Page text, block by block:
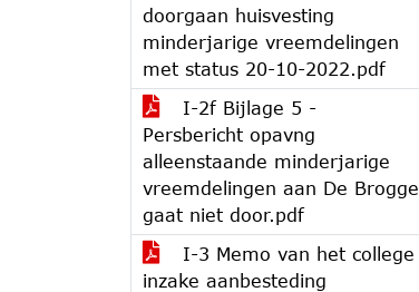
doorgaan huisvesting
minderjarige vreemdelingen
met status 20-10-2022.pdf
I-2f Bijlage 5 -
Persbericht opavng
alleenstaande minderjarige
vreemdelingen aan De Brogge
gaat niet door.pdf
I-3 Memo van het college
inzake aanbesteding